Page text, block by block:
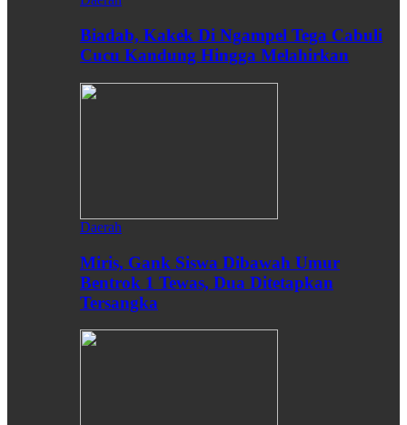
Biadab, Kakek Di Ngampel Tega Cabuli
Cucu Kandung Hingga Melahirkan
Daerah
Miris, Gank Siswa Dibawah Umur
Bentrok 1 Tewas, Dua Ditetapkan
Tersangka